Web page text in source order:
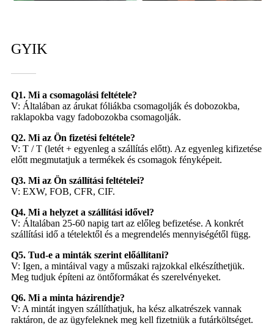
GYIK
Q1. Mi a csomagolási feltétele?
V: Általában az árukat fóliákba csomagolják és dobozokba,
raklapokba vagy fadobozokba csomagolják.
Q2. Mi az Ön fizetési feltétele?
V: T / T (letét + egyenleg a szállítás előtt). Az egyenleg kifizetése
előtt megmutatjuk a termékek és csomagok fényképeit.
Q3. Mi az Ön szállítási feltételei?
V: EXW, FOB, CFR, CIF.
Q4. Mi a helyzet a szállítási idővel?
V: Általában 25-60 napig tart az előleg befizetése. A konkrét
szállítási idő a tételektől és a megrendelés mennyiségétől függ.
Q5. Tud-e a minták szerint előállítani?
V: Igen, a mintáival vagy a műszaki rajzokkal elkészíthetjük.
Meg tudjuk építeni az öntőformákat és szerelvényeket.
Q6. Mi a minta házirendje?
V: A mintát ingyen szállíthatjuk, ha kész alkatrészek vannak
raktáron, de az ügyfeleknek meg kell fizetniük a futárköltséget.